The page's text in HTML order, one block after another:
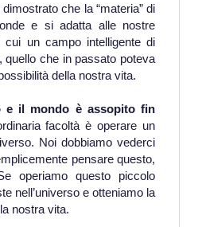
che la “materia” di
e si adatta alle nostre
un campo intelligente di
quello che in passato poteva
della nostra vita.
e il mondo è assopito fin
facoltà è operare un
Noi dobbiamo vederci
pensare questo,
operiamo questo piccolo
nell’universo e otteniamo la
nostra vita.